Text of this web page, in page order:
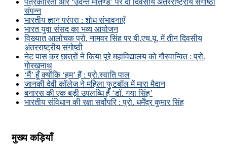
पत्रकारिता और ‘उदन्त मार्तण्ड’ पर दो दिवसीय अंतरराष्ट्रीय संगोष्ठी
संपन्न
भारतीय ज्ञान परंपरा : शोध संभावनाएँ
भारत युवा संसद का भव्य आयोजन
विख्यात आलोचक प्रो. नामवर सिंह पर बी.एच.यू. में तीन दिवसीय
अंतरराष्ट्रीय संगोष्ठी
नेट पास कर छात्रों ने किया पूरे महाविद्यालय को गौरवान्वित : प्रो.
गोरखनाथ
‘मैं’ हूँ क्योंकि ‘हम’ हैं : प्रो.स्वाति पाल
जानकी देवी कॉलेज ने महिला फुटबॉल में मारा मैदान
बनारस की एक बड़ी उपलब्धि हैं ‘डॉ. गया सिंह’
भारतीय संविधान की रक्षा सर्वोपरि : प्रो. धर्मेंद्र कुमार सिंह
मुख्य कड़ियाँ